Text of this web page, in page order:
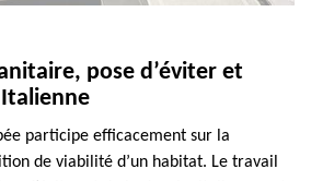
pose d’éviter et
participe efficacement sur la
de viabilité d’un habitat. Le travail